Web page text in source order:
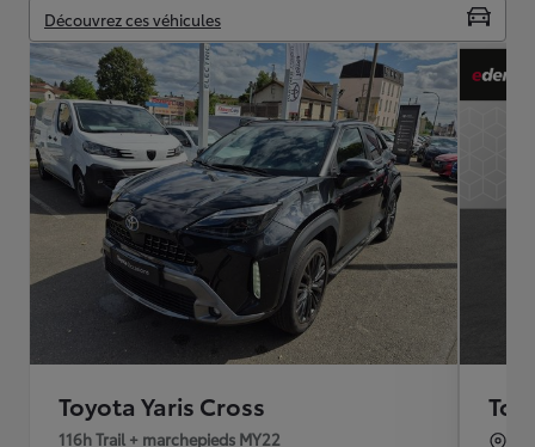
Découvrez ces véhicules
Toyota Yaris Cross
116h Trail + marchepieds MY22